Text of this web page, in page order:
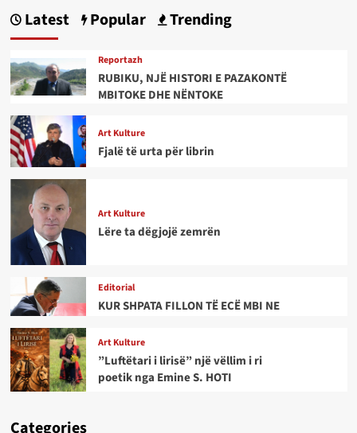
Latest Popular Trending
Reportazh
RUBIKU, NJË HISTORI E PAZAKONTË
MBITOKE DHE NËNTOKE
Art Kulture
Fjalë të urta për librin
Art Kulture
Lëre ta dëgjojë zemrën
Editorial
KUR SHPATA FILLON TË ECË MBI NE
Art Kulture
”Luftëtari i lirisë” një vëllim i ri
poetik nga Emine S. HOTI
Categories